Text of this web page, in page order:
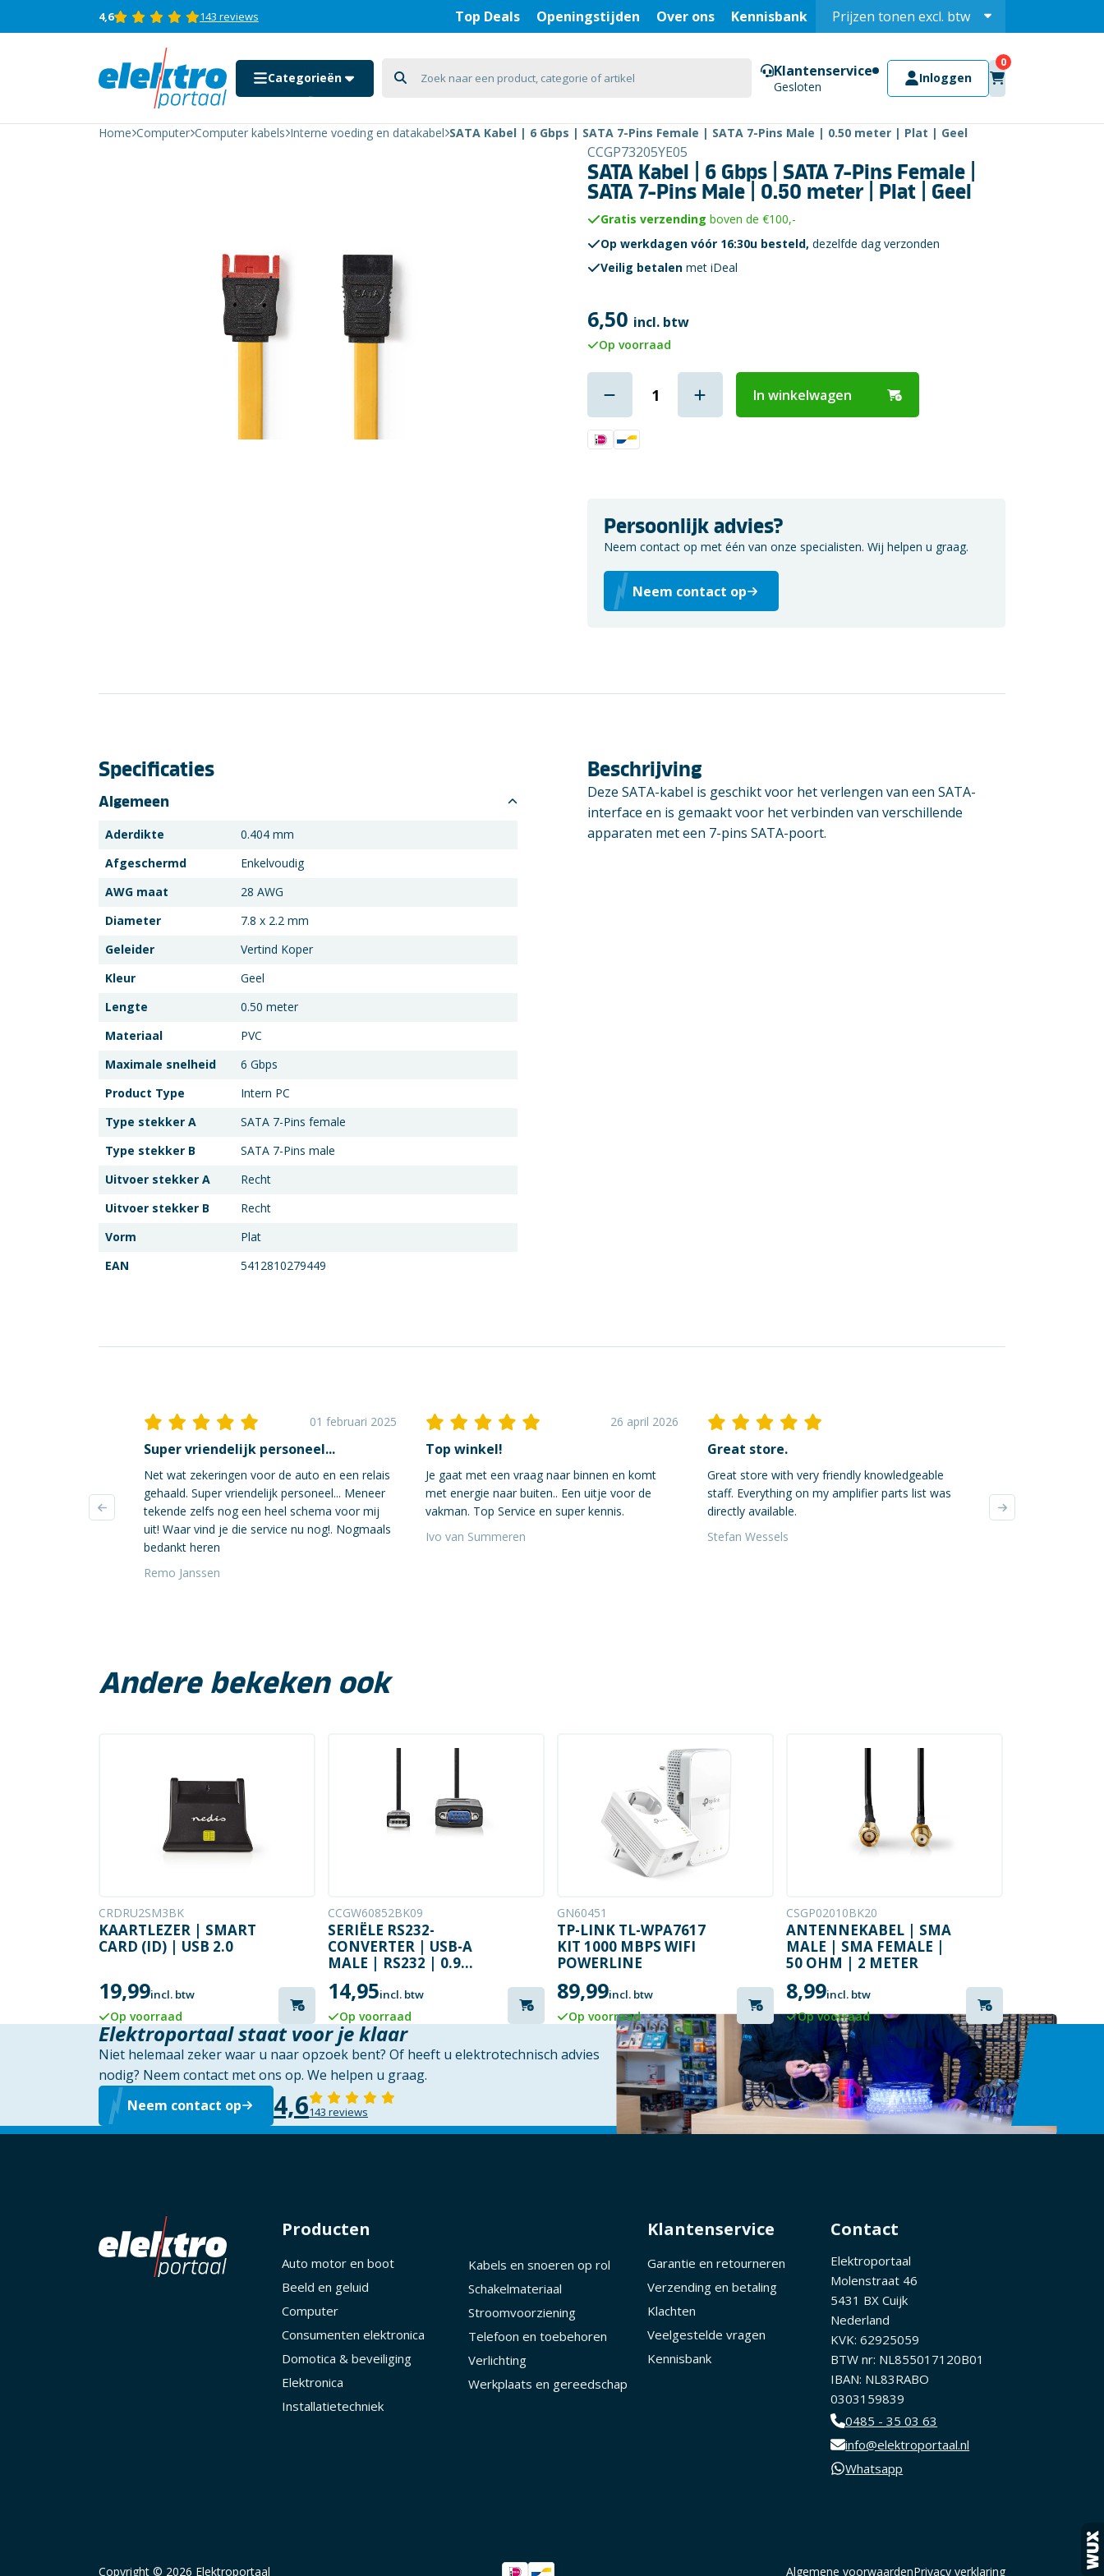
4,6 143 reviews Top Deals Openingstijden Over ons Kennisbank Prijzen tonen excl. btw
Categorieën
Kabels en snoeren op
Klantenservice
Gesloten
Inloggen
Home Computer Computer kabels Interne voeding en datakabel SATA Kabel | 6 Gbps | SATA 7-Pins Female | SATA 7-Pins Male | 0.50 meter | Plat | Geel
CCGP73205YE05
SATA Kabel | 6 Gbps | SATA 7-Pins Female |
SATA 7-Pins Male | 0.50 meter | Plat | Geel
Gratis verzending boven de €100,-
Op werkdagen vóór 16:30u besteld, dezelfde dag verzonden
Veilig betalenmet iDeal
6,50 incl. btw
Op voorraad
6 Gbps
| SATA
| SATA
In winkelwagen
Persoonlijk advies?
Neem contact op met één van onze specialisten. Wij helpen u graag.
Neem contact op
Specificaties
Algemeen
Aderdikte
0.404 mm
Afgeschermd
Enkelvoudig
AWG maat
28 AWG
Diameter
7.8 x 2.2 mm
Geleider
Vertind Koper
Kleur
Geel
Lengte
0.50 meter
Materiaal
PVC
Maximale snelheid
6 Gbps
Product Type
Intern PC
Type stekker A
SATA 7-Pins female
Type stekker B
SATA 7-Pins male
Uitvoer stekker A
Recht
Uitvoer stekker B
Recht
Vorm
Plat
EAN
5412810279449
Beschrijving
Deze SATA-kabel is geschikt voor het verlengen van een SATA-
interface en is gemaakt voor het verbinden van verschillende
apparaten met een 7-pins SATA-poort.
01 februari 2025
Super vriendelijk personeel...
Net wat zekeringen voor de auto en een relais
gehaald. Super vriendelijk personeel... Meneer
tekende zelfs nog een heel schema voor mij
uit! Waar vind je die service nu nog!. Nogmaals
bedankt heren
Remo Janssen
26 april 2026
Top winkel!
Je gaat met een vraag naar binnen en komt
met energie naar buiten.. Een uitje voor de
vakman. Top Service en super kennis.
Ivo van Summeren
Great store.
Great store with very friendly knowledgeable
staff. Everything on my amplifier parts list was
directly available.
Stefan Wessels
verzonden, super!
waren zeer
Andere bekeken ook
CRDRU2SM3BK
KAARTLEZER | SMART
CARD (ID) | USB 2.0
19,99incl. btw
Op voorraad
CCGW60852BK09
SERIËLE RS232-
CONVERTER | USB-A
MALE | RS232 | 0.9
14,95incl. btw
Op voorraad
GN60451
TP-LINK TL-WPA7617
KIT 1000 MBPS WIFI
POWERLINE
89,99incl. btw
Op voorraad
CSGP02010BK20
ANTENNEKABEL | SMA
MALE | SMA FEMALE |
50 OHM | 2 METER
8,99incl. btw
Op voorraad
Elektroportaal staat voor je klaar
Niet helemaal zeker waar u naar opzoek bent? Of heeft u elektrotechnisch advies
nodig? Neem contact met ons op. We helpen u graag.
Neem contact op
4,6143 reviews
Producten
Auto motor en boot
Beeld en geluid
Computer
Consumenten elektronica
Domotica & beveiliging
Elektronica
Installatietechniek
Kabels en snoeren op rol
Schakelmateriaal
Stroomvoorziening
Telefoon en toebehoren
Verlichting
Werkplaats en gereedschap
Klantenservice
Garantie en retourneren
Verzending en betaling
Klachten
Veelgestelde vragen
Kennisbank
Contact
Elektroportaal
Molenstraat 46
5431 BX Cuijk
Nederland
KVK: 62925059
BTW nr: NL855017120B01
IBAN: NL83RABO
0303159839
0485 - 35 03 63
info@elektroportaal.nl
Whatsapp
Copyright © 2026 Elektroportaal Algemene voorwaardenPrivacy verklaring